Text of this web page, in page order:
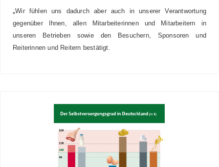
„Wir fühlen uns dadurch aber auch in unserer Verantwortung
gegenüber Ihnen, allen Mitarbeiterinnen und Mitarbeitern in
unseren Betrieben sowie den Besuchern, Sponsoren und
Reiterinnen und Reitern bestätigt.